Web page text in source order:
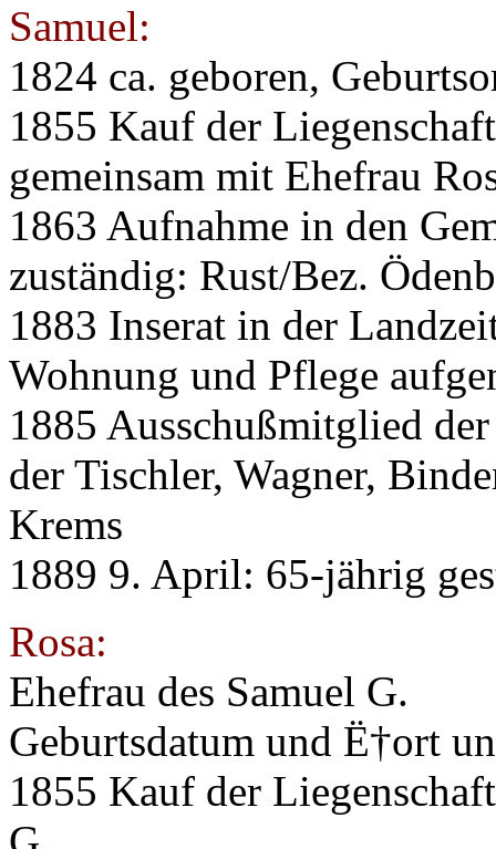
Samuel:
1824 ca. geboren,
1855 Kauf der
gemeinsam mit Ehefrau
1863 Aufnahme in den
zuständig: Rust/Bez.
1883 Inserat in der
Wohnung und Pflege
1885 Ausschußmitglied
der Tischler, Wagner,
Krems
1889 9. April: 65-jährig
Rosa:
Ehefrau des Samuel G.
Geburtsdatum und Ë†ort
1855 Kauf der